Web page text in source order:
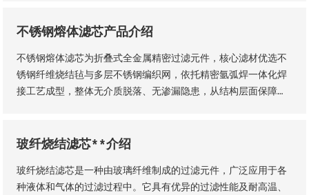
工、石油、钢铁、矿山等各类工业场景，为工业化稳定生产、产
不锈钢熔体滤芯产品介绍
不锈钢熔体滤芯为折叠式全金属精密过滤元件，核心滤材优选不
锈钢纤维烧结毡与多层不锈钢编织网，依托精密氩弧焊一体化焊
接工艺成型，整体无介质脱落、无渗漏隐患，从结构层面保障了
玻纤烧结滤芯**介绍
玻纤烧结滤芯是一种由玻璃纤维制成的过滤元件，广泛应用于各
种液体和气体的过滤过程中。它具有优异的过滤性能及耐高温、